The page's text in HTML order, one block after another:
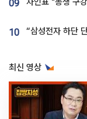
09
10
최신 영상